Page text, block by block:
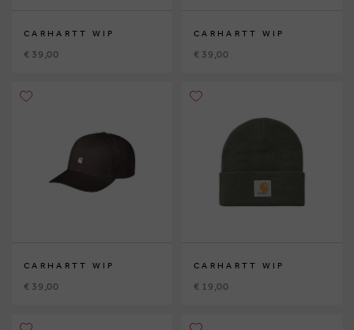
CARHARTT WIP
€ 39,00
CARHARTT WIP
€ 39,00
CARHARTT WIP
€ 39,00
CARHARTT WIP
€ 19,00